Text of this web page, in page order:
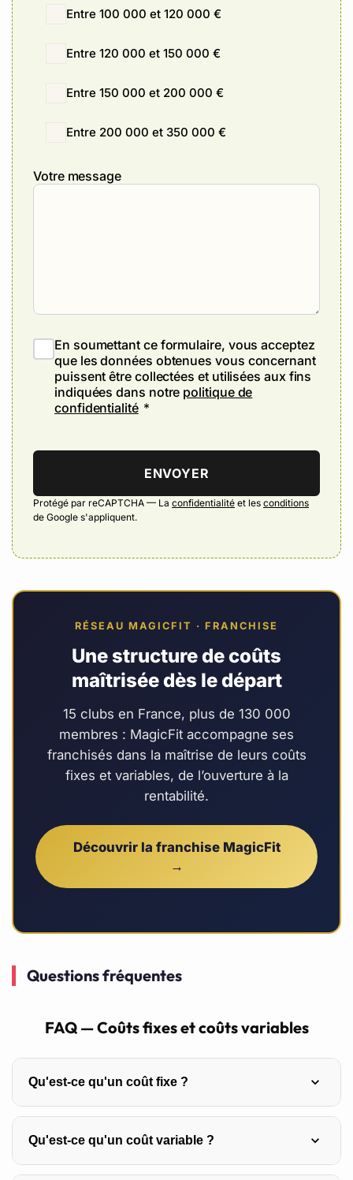
Entre 100 000 et 120 000 €
Entre 120 000 et 150 000 €
Entre 150 000 et 200 000 €
Entre 200 000 et 350 000 €
Votre message
En soumettant ce formulaire, vous acceptez
que les données obtenues vous concernant
puissent être collectées et utilisées aux fins
indiquées dans notre politique de
confidentialité *
ENVOYER
Protégé par reCAPTCHA — La confidentialité et les conditions
de Google s'appliquent.
RÉSEAU MAGICFIT · FRANCHISE
Une structure de coûts
maîtrisée dès le départ
15 clubs en France, plus de 130 000
membres : MagicFit accompagne ses
franchisés dans la maîtrise de leurs coûts
fixes et variables, de l’ouverture à la
rentabilité.
Découvrir la franchise MagicFit
→
Questions fréquentes
FAQ — Coûts fixes et coûts variables
Qu'est-ce qu'un coût fixe ?
Un coût fixe est une dépense qui reste constante quel
que soit le niveau d’activité de l’entreprise, comme le
Qu'est-ce qu'un coût variable ?